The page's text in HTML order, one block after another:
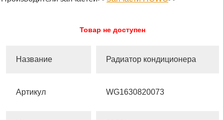
Товар не доступен
Название Радиатор кондиционера
Артикул WG1630820073